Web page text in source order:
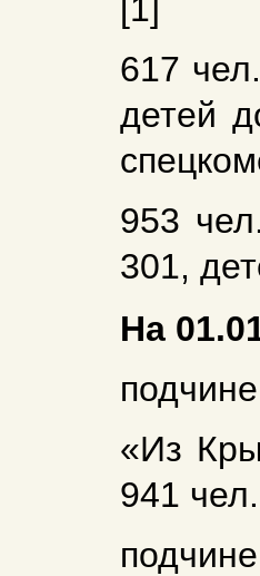
[1]
617
детей
953
301,
На
«Из
941